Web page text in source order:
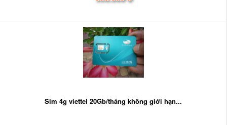
Sim 4g viettel 20Gb/tháng không giới hạn...